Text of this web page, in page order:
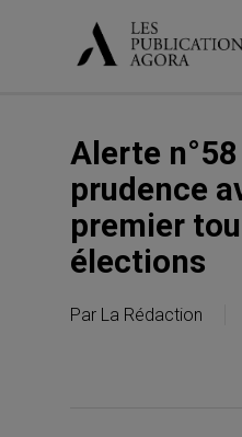
Alerte
prudence
premier
élections
Par La Rédaction